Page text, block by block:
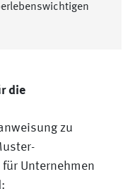
die
zu
Unternehmen